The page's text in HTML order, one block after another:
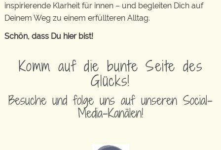
inspirierende Klarheit für innen – und begleiten Dich auf
Deinem Weg zu einem erfüllteren Alltag.
Schön, dass Du hier bist!
Komm auf die bunte Seite des
Glücks!
Besuche und folge uns auf unseren Social-
Media-Kanälen!